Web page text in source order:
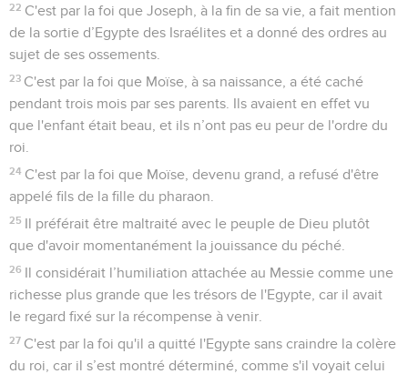
22 C'est par la foi que Joseph, à la fin de sa vie, a fait mention
de la sortie d’Egypte des Israélites et a donné des ordres au
sujet de ses ossements.
23 C'est par la foi que Moïse, à sa naissance, a été caché
pendant trois mois par ses parents. Ils avaient en effet vu
que l'enfant était beau, et ils n’ont pas eu peur de l'ordre du
roi.
24 C'est par la foi que Moïse, devenu grand, a refusé d'être
appelé fils de la fille du pharaon.
25 Il préférait être maltraité avec le peuple de Dieu plutôt
que d'avoir momentanément la jouissance du péché.
26 Il considérait l’humiliation attachée au Messie comme une
richesse plus grande que les trésors de l'Egypte, car il avait
le regard fixé sur la récompense à venir.
27 C'est par la foi qu'il a quitté l'Egypte sans craindre la colère
du roi, car il s’est montré déterminé, comme s'il voyait celui